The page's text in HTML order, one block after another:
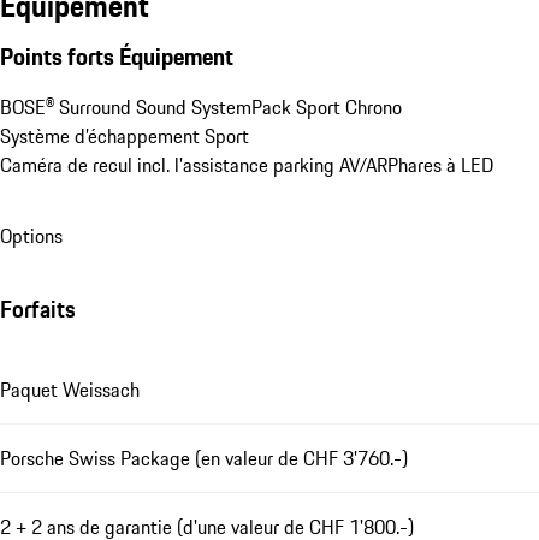
Points forts Équipement
BOSE® Surround Sound SystemPack Sport Chrono
Système d’échappement Sport
Caméra de recul incl. l'assistance parking AV/ARPhares à LED
Options
Forfaits
Paquet Weissach
Porsche Swiss Package (en valeur de CHF 3'760.-)
2 + 2 ans de garantie (d'une valeur de CHF 1'800.-)